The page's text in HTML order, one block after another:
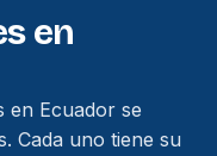
en
en Ecuador se
Cada uno tiene su